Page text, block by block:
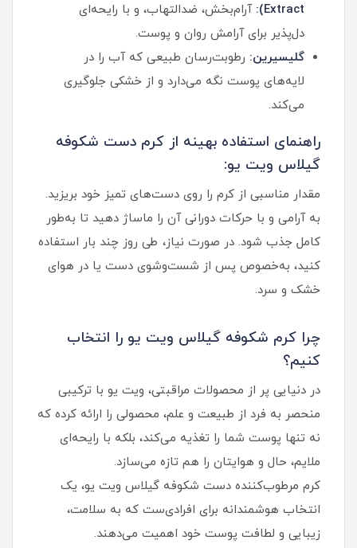
Extract):
آرام‌بخش، ضدالتهاب، و با رایحه‌ای
دل‌پذیر برای آرامش روان و پوست.
گلیسیرین: رطوبت‌رسان طبیعی که آب را در
لایه‌های پوست نگه می‌دارد و از خشکی جلوگیری
می‌کند.
راهنمای استفاده بهینه از کرم دست شکوفه
گیلاس ویت یو:
مقدار مناسبی از کرم را روی دست‌های تمیز خود بریزید.
به آرامی و با حرکات دورانی آن را ماساژ دهید تا به‌طور
کامل جذب شود. در صورت نیاز، طی روز چند بار استفاده
کنید، به‌خصوص پس از شست‌وشوی دست یا در هوای
خشک و سرد.
چرا کرم شکوفه گیلاس ویت یو را انتخاب
کنیم؟
در دنیایی پر از محصولات مراقبتی، ویت یو با ترکیبی
منحصر به فرد از طبیعت و علم، محصولی را ارائه کرده که
نه تنها پوست شما را تغذیه می‌کند، بلکه با رایحه‌ای
ملایم، حال‌ و هوایتان را هم تازه می‌سازد.
کرم مرطوب‌کننده دست شکوفه گیلاس ویت یو، یک
انتخاب هوشمندانه برای افرادی‌ست که به سلامت،
زیبایی و لطافت پوست خود اهمیت می‌دهند.